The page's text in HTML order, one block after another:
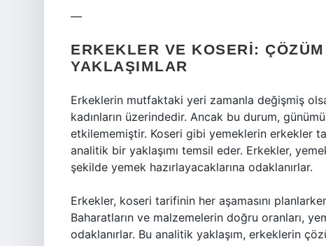
—
ERKEKLER VE KOSERI:
YAKLAŞIMLAR
Erkeklerin mutfaktaki yeri zamanla değişmiş
kadınların üzerindedir. Ancak bu durum,
etkilememiştir. Koseri gibi yemeklerin erkekler
analitik bir yaklaşımı temsil eder. Erkekler,
şekilde yemek hazırlayacaklarına odaklanırlar.
Erkekler, koseri tarifinin her aşamasını
Baharatların ve malzemelerin doğru oranları,
odaklanırlar. Bu analitik yaklaşım, erkeklerin